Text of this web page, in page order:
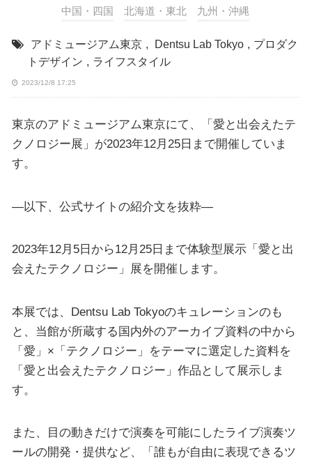
中国・四国 北海道・東北 九州・沖縄
アドミュージアム東京 , Dentsu Lab Tokyo , プロダク
トデザイン , ライフスタイル
2023/12/8 17:25
東京のアドミュージアム東京にて、「愛と出会えたテ
クノロジー展」が2023年12月25日まで開催していま
す。
—以下、公式サイトの紹介文を抜粋—
2023年12月5日から12月25日まで体験型展示「愛と出
会えたテクノロジー」展を開催します。
本展では、Dentsu Lab Tokyoのキュレーションのも
と、当館が所蔵する国内外のアーカイブ資料の中から
「愛」×「テクノロジー」をテーマに選定した資料を
「愛と出会えたテクノロジー」作品として展示しま
す。
また、目の動きだけで演奏を可能にしたライブ演奏ツ
ールの開発・提供など、「誰もが自由に表現できるツ